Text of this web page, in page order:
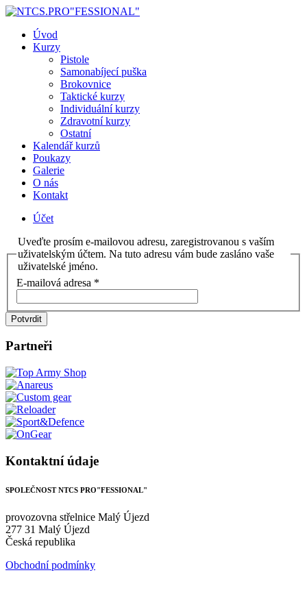
Úvod
Kurzy
Pistole
Samonabíjecí puška
Brokovnice
Taktické kurzy
Individuální kurzy
Zdravotní kurzy
Ostatní
Kalendář kurzů
Poukazy
Galerie
O nás
Kontakt
Účet
Uveďte prosím e-mailovou adresu, zaregistrovanou s vaším
uživatelským účtem. Na tuto adresu vám bude zasláno vaše
uživatelské jméno.
E-mailová adresa *
Potvrdit
Partneři
Kontaktní údaje
SPOLEČNOST NTCS PRO"FESSIONAL"
provozovna střelnice Malý Újezd
277 31 Malý Újezd
Česká republika
Obchodní podmínky